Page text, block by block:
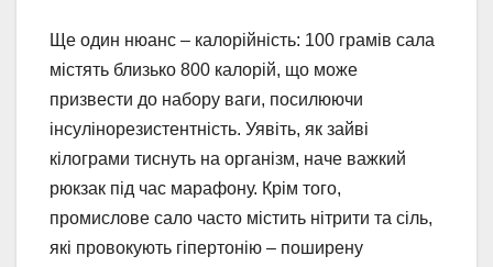
Ще один нюанс – калорійність: 100 грамів сала
містять близько 800 калорій, що може
призвести до набору ваги, посилюючи
інсулінорезистентність. Уявіть, як зайві
кілограми тиснуть на організм, наче важкий
рюкзак під час марафону. Крім того,
промислове сало часто містить нітрити та сіль,
які провокують гіпертонію – поширену